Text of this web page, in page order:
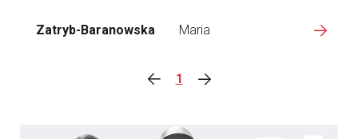
Zatryb-Baranowska Maria
1